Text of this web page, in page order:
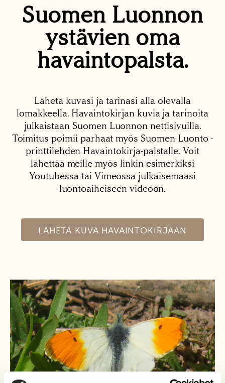
Suomen Luonnon
ystävien oma
havaintopalsta.
Lähetä kuvasi ja tarinasi alla olevalla
lomakkeella. Havaintokirjan kuvia ja tarinoita
julkaistaan Suomen Luonnon nettisivuilla.
Toimitus poimii parhaat myös Suomen Luonto -
printtilehden Havaintokirja-palstalle. Voit
lähettää meille myös linkin esimerkiksi
Youtubessa tai Vimeossa julkaisemaasi
luontoaiheiseen videoon.
LÄHETÄ KUVA HAVAINTOKIRJAAN